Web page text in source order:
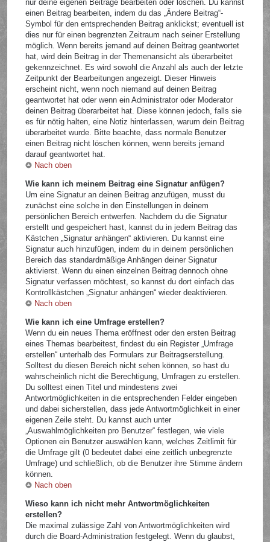
nur deine eigenen Beiträge bearbeiten oder löschen. Du kannst
einen Beitrag bearbeiten, indem du das „Ändere Beitrag“-
Symbol für den entsprechenden Beitrag anklickst; eventuell ist
dies nur für einen begrenzten Zeitraum nach seiner Erstellung
möglich. Wenn bereits jemand auf deinen Beitrag geantwortet
hat, wird dein Beitrag in der Themenansicht als überarbeitet
gekennzeichnet. Es wird sowohl die Anzahl als auch der letzte
Zeitpunkt der Bearbeitungen angezeigt. Dieser Hinweis
erscheint nicht, wenn noch niemand auf deinen Beitrag
geantwortet hat oder wenn ein Administrator oder Moderator
deinen Beitrag überarbeitet hat. Diese können jedoch, falls sie
es für nötig halten, eine Notiz hinterlassen, warum dein Beitrag
überarbeitet wurde. Bitte beachte, dass normale Benutzer
einen Beitrag nicht löschen können, wenn bereits jemand
darauf geantwortet hat.
Nach oben
Wie kann ich meinem Beitrag eine Signatur anfügen?
Um eine Signatur an deinen Beitrag anzufügen, musst du
zunächst eine solche in den Einstellungen in deinem
persönlichen Bereich entwerfen. Nachdem du die Signatur
erstellt und gespeichert hast, kannst du in jedem Beitrag das
Kästchen „Signatur anhängen“ aktivieren. Du kannst eine
Signatur auch hinzufügen, indem du in deinem persönlichen
Bereich das standardmäßige Anhängen deiner Signatur
aktivierst. Wenn du einen einzelnen Beitrag dennoch ohne
Signatur verfassen möchtest, so kannst du dort einfach das
Kontrollkästchen „Signatur anhängen“ wieder deaktivieren.
Nach oben
Wie kann ich eine Umfrage erstellen?
Wenn du ein neues Thema eröffnest oder den ersten Beitrag
eines Themas bearbeitest, findest du ein Register „Umfrage
erstellen“ unterhalb des Formulars zur Beitragserstellung.
Solltest du diesen Bereich nicht sehen können, so hast du
wahrscheinlich nicht die Berechtigung, Umfragen zu erstellen.
Du solltest einen Titel und mindestens zwei
Antwortmöglichkeiten in die entsprechenden Felder eingeben
und dabei sicherstellen, dass jede Antwortmöglichkeit in einer
eigenen Zeile steht. Du kannst auch unter
„Auswahlmöglichkeiten pro Benutzer“ festlegen, wie viele
Optionen ein Benutzer auswählen kann, welches Zeitlimit für
die Umfrage gilt (0 bedeutet dabei eine zeitlich unbegrenzte
Umfrage) und schließlich, ob die Benutzer ihre Stimme ändern
können.
Nach oben
Wieso kann ich nicht mehr Antwortmöglichkeiten
erstellen?
Die maximal zulässige Zahl von Antwortmöglichkeiten wird
durch die Board-Administration festgelegt. Wenn du glaubst,